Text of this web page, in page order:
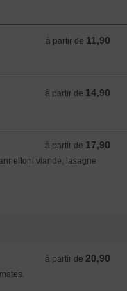
à partir de 11,90
à partir de 11,90 EUR
à partir de 14,90
à partir de 14,90 EUR
à partir de 17,90
à partir de 17,90 EUR
viande, lasagne
à partir de 20,90
à partir de 20,90 EUR